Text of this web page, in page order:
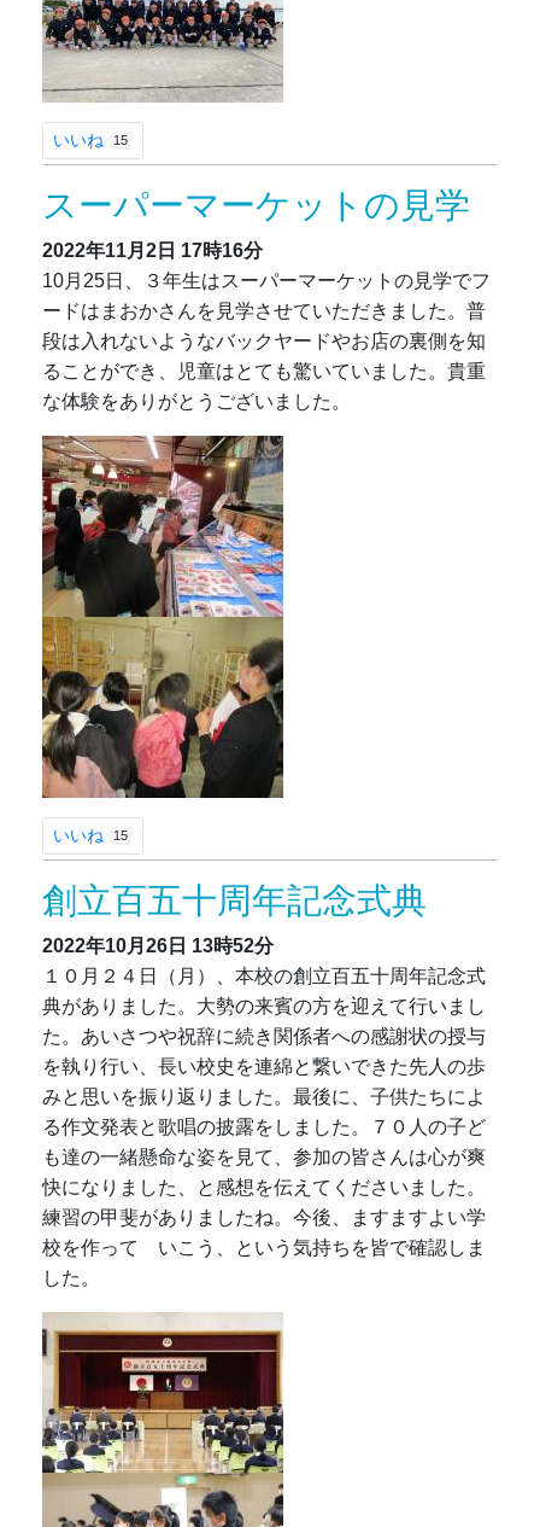
いいね 15
スーパーマーケットの見学
2022年11月2日 17時16分
10月25日、３年生はスーパーマーケットの見学でフ
ードはまおかさんを見学させていただきました。普
段は入れないようなバックヤードやお店の裏側を知
ることができ、児童はとても驚いていました。貴重
な体験をありがとうございました。
いいね 15
創立百五十周年記念式典
2022年10月26日 13時52分
１０月２４日（月）、本校の創立百五十周年記念式
典がありました。大勢の来賓の方を迎えて行いまし
た。あいさつや祝辞に続き関係者への感謝状の授与
を執り行い、長い校史を連綿と繋いできた先人の歩
みと思いを振り返りました。最後に、子供たちによ
る作文発表と歌唱の披露をしました。７０人の子ど
も達の一緒懸命な姿を見て、参加の皆さんは心が爽
快になりました、と感想を伝えてくださいました。
練習の甲斐がありましたね。今後、ますますよい学
校を作って いこう、という気持ちを皆で確認しま
した。